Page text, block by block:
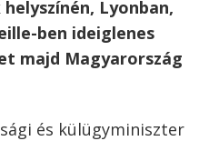
Lyonban,
ben ideiglenes
majd Magyarország
és külügyminiszter